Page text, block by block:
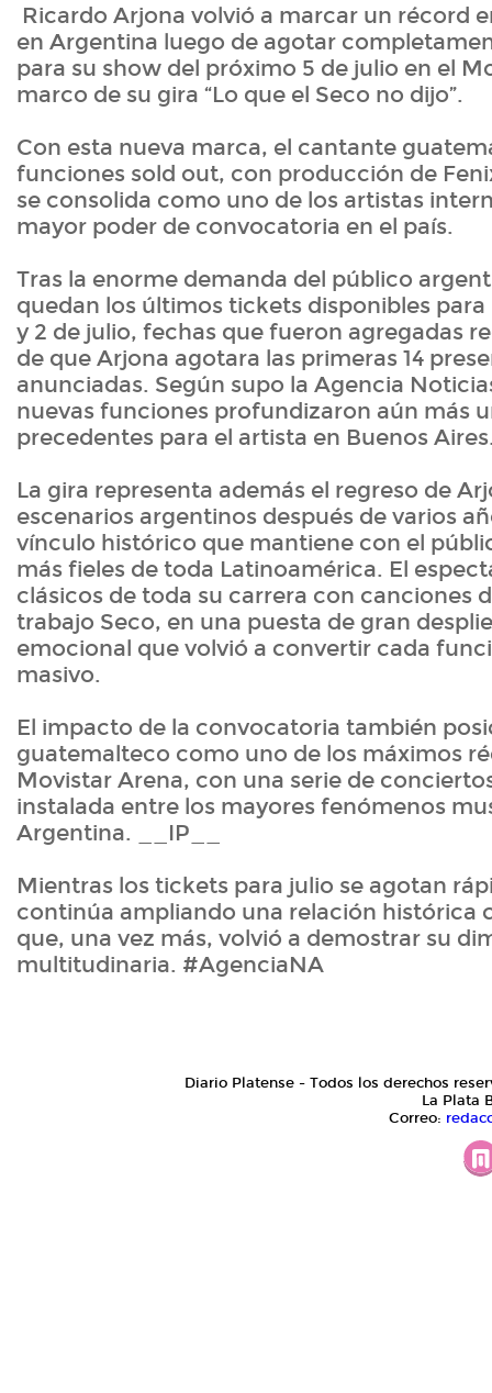
Ricardo Arjona volvió a marcar un récord
en Argentina luego de agotar
para su show del próximo 5 de julio en el
marco de su gira “Lo que el Seco no dijo”.
Con esta nueva marca, el cantante
funciones sold out, con producción de
se consolida como uno de los artistas
mayor poder de convocatoria en el país.
Tras la enorme demanda del público
quedan los últimos tickets disponibles para
y 2 de julio, fechas que fueron agregadas
de que Arjona agotara las primeras 14
anunciadas. Según supo la Agencia
nuevas funciones profundizaron aún más
precedentes para el artista en Buenos
La gira representa además el regreso de
escenarios argentinos después de varios
vínculo histórico que mantiene con el
más fieles de toda Latinoamérica. El
clásicos de toda su carrera con canciones
trabajo Seco, en una puesta de gran
emocional que volvió a convertir cada
masivo.
El impacto de la convocatoria también
guatemalteco como uno de los máximos
Movistar Arena, con una serie de
instalada entre los mayores fenómenos
Argentina. __IP__
Mientras los tickets para julio se agotan
continúa ampliando una relación histórica
que, una vez más, volvió a demostrar su
multitudinaria. #AgenciaNA
Diario Platense - Todos los derechos
La Plata
Correo: